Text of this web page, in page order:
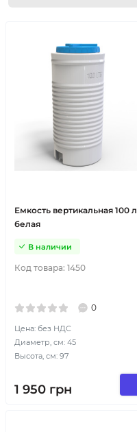
Емкость вертикальная 100 л
белая
Код товара: 1450
В наличии
0
Цена: без НДС
Диаметр, см: 45
Высота, см: 97
1 950 грн